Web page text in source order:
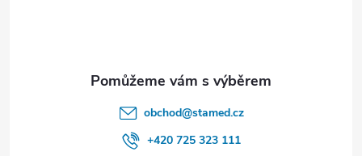
obchod@stamed.cz
+420 725 323 111